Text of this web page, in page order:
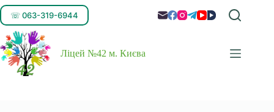
☏ 063-319-6944
Ліцей №42 м. Києва